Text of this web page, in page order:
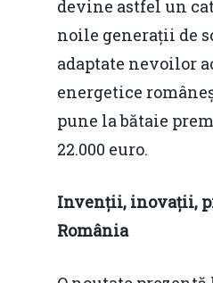
devine astfel un
noile generații de
adaptate nevoilor
energetice
pune la bătaie
22.000 euro.
Invenții, inovații,
România